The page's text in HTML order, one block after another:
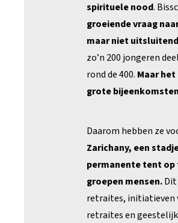
spirituele nood.
groeiende vraag
maar niet
zo’n 200 jongeren
rond de 400. Maar
grote
Daarom hebben ze
Zarichany, een
permanente tent
groepen mensen.
retraites, initiatieven
retraites en